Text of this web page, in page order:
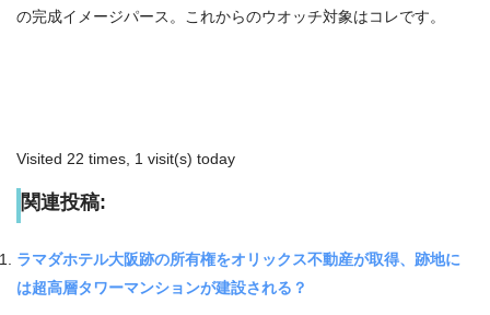
の完成イメージパース。これからのウオッチ対象はコレです。
Visited 22 times, 1 visit(s) today
関連投稿:
ラマダホテル大阪跡の所有権をオリックス不動産が取得、跡地に
は超高層タワーマンションが建設される？